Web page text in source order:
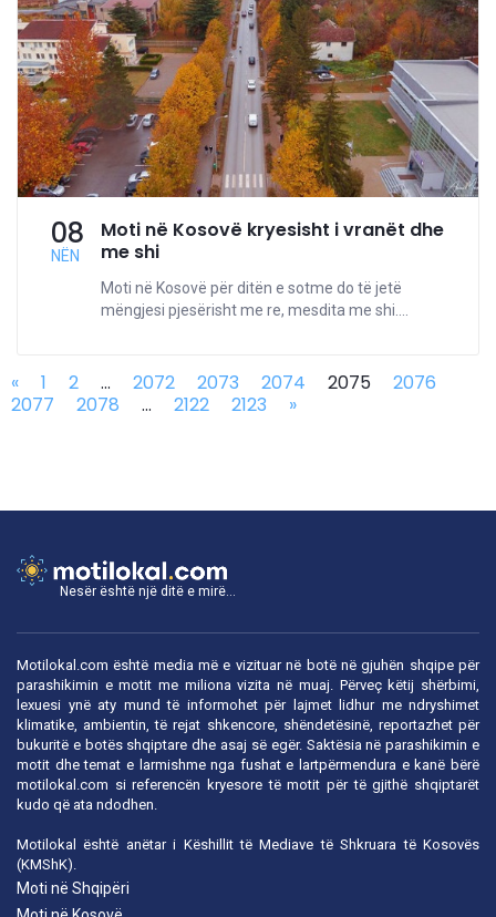
08
NËN
Moti në Kosovë kryesisht i vranët dhe
me shi
Moti në Kosovë për ditën e sotme do të jetë
mëngjesi pjesërisht me re, mesdita me shi....
« 1 2 ... 2072 2073 2074 2075
2076
2077
2078 ... 2122 2123 »
Nesër është një ditë e mirë...
Motilokal.com është media më e vizituar në botë në gjuhën shqipe për
parashikimin e motit me miliona vizita në muaj. Përveç këtij shërbimi,
lexuesi ynë aty mund të informohet për lajmet lidhur me ndryshimet
klimatike, ambientin, të rejat shkencore, shëndetësinë, reportazhet për
bukuritë e botës shqiptare dhe asaj së egër. Saktësia në parashikimin e
motit dhe temat e larmishme nga fushat e lartpërmendura e kanë bërë
motilokal.com si referencën kryesore të motit për të gjithë shqiptarët
kudo që ata ndodhen.
Motilokal është anëtar i Këshillit të Mediave të Shkruara të Kosovës
(KMShK).
Moti në Shqipëri